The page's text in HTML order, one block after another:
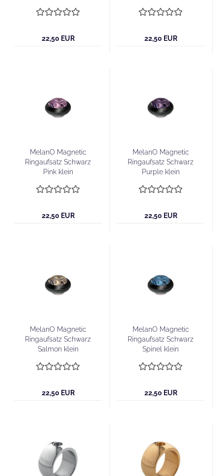
22,50 EUR 22,50 EUR
MelanO Magnetic
Ringaufsatz Schwarz
Pink klein
22,50 EUR
MelanO Magnetic
Ringaufsatz Schwarz
Purple klein
22,50 EUR
MelanO Magnetic
Ringaufsatz Schwarz
Salmon klein
22,50 EUR
MelanO Magnetic
Ringaufsatz Schwarz
Spinel klein
22,50 EUR